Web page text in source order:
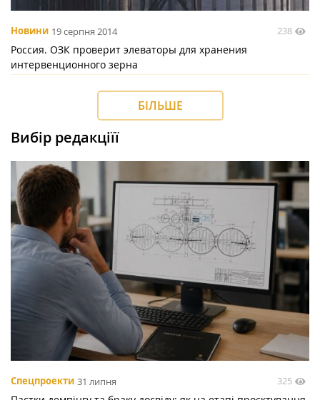
Новини 19 серпня 2014 238
Россия. ОЗК проверит элеваторы для хранения
интервенционного зерна
БІЛЬШЕ
Вибір редакціїї
Спецпроекти 31 липня 325